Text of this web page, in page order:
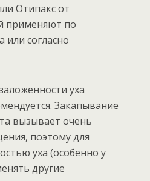
Отипакс от
применяют по
или согласно
уха
Закапывание
вызывает очень
поэтому для
уха (особенно у
другие